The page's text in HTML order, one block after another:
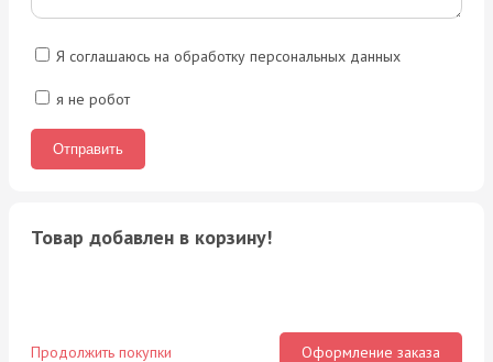
Я соглашаюсь на обработку персональных данных
я не робот
Товар добавлен в корзину!
Продолжить покупки Оформление заказа